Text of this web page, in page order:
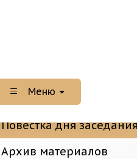
Меню
Повестка дня
Архив материалов